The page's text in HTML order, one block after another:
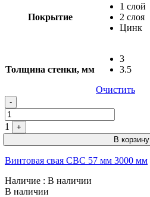
Покрытие
1 слой
2 слоя
Цинк
Толщина стенки, мм
3
3.5
Очистить
Quantity
-
1
+
В корзину
Винтовая свая СВС 57 мм 3000 мм
Наличие : В наличии
В наличии